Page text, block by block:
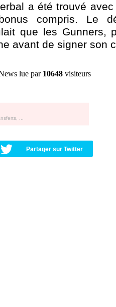
a été trouvé
compris. Le
que les Gunners,
avant de signer son
lue par 10648 visiteurs
...
Partager sur Twitter